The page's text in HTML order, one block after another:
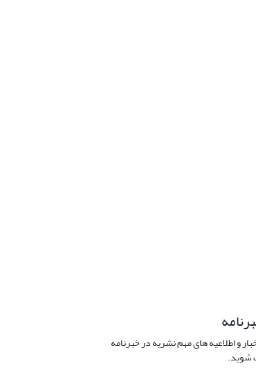
و اطلاعیه های مهم نشریه در خبرنامه
شوید.